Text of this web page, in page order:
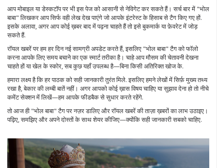
आप मोबाइल या डेस्कटॉप पर भी इस पेज को आसानी से नेविगेट कर सकते हैं। सर्च बार में "भोल
बाबा" लिखकर आप सिर्फ वही लेख देख पाएंगे जो आपके इंटरेस्ट के हिसाब से टैग किए गए हों.
इसके अलावा, अगर आप कोई ख़बर बाद में पढ़ना चाहते हैं तो इसे बुकमार्क या फ़ेवरेट में जोड़
सकते हैं.
रॉयल खबरें पर हम हर दिन नई सामग्री अपडेट करते हैं, इसलिए "भोल बाबा" टैग को फॉलो
करना आपके लिए समय बचाने का एक स्मार्ट तरीका है। चाहे आप मौसम की चेतावनी देखना
चाहते हों या खेल के स्कोर, सब कुछ यहाँ उपलब्ध है—बिना किसी अतिरिक्त खोज के.
हमारा लक्ष्य है कि हर पाठक को सही जानकारी तुरंत मिले. इसलिए हमने लेखों में सिर्फ़ मुख्य तथ्य
रखा है, बेकार की लम्बी बातें नहीं। अगर आपको कोई ख़ास विषय चाहिए या सुझाव देना हो तो नीचे
कमेंट सेक्शन में लिखें—हम आपके फीडबैक से सुधार करते रहेंगे.
तो आज ही "भोल बाबा" टैग पर नज़र डालिए और रॉयल खबरें की ताज़ा ख़बरों का लाभ उठाइए।
पढ़िए, समझिए और अपने दोस्तों के साथ शेयर कीजिए—क्योंकि सही जानकारी सबको चाहिए.